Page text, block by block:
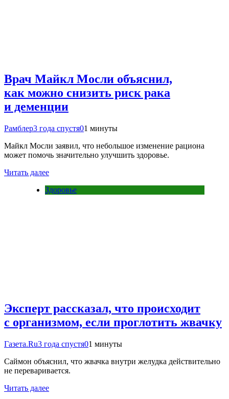
Врач Майкл Мосли объяснил,
как можно снизить риск рака
и деменции
Рамблер3 года спустя01 минуты
Майкл Мосли заявил, что небольшое изменение рациона
может помочь значительно улучшить здоровье.
Читать далее
Здоровье
Эксперт рассказал, что происходит
с организмом, если проглотить жвачку
Газета.Ru3 года спустя01 минуты
Саймон объяснил, что жвачка внутри желудка действительно
не переваривается.
Читать далее